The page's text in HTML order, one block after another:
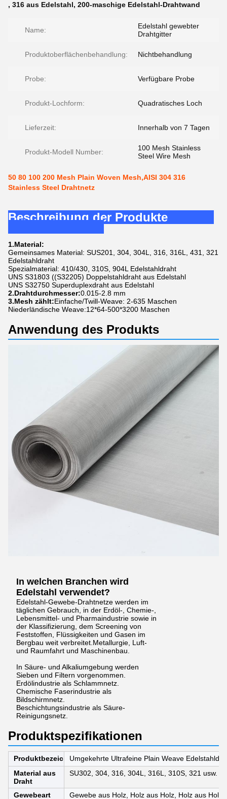
, 316 aus Edelstahl, 200-maschige Edelstahl-Drahtwand
Name:
Edelstahl gewebter
Drahtgitter
Produktoberflächenbehandlung: Nichtbehandlung
Probe: Verfügbare Probe
Produkt-Lochform: Quadratisches Loch
Lieferzeit: Innerhalb von 7 Tagen
Produkt-Modell Number:
100 Mesh Stainless
Steel Wire Mesh
50 80 100 200 Mesh Plain Woven Mesh,AISI 304 316
Stainless Steel Drahtnetz
Beschreibung der Produkte
1.Material:
Gemeinsames Material: SUS201, 304, 304L, 316, 316L, 431, 321
Edelstahldraht
Spezialmaterial: 410/430, 310S, 904L Edelstahldraht
UNS S31803 ((S32205) Doppelstahldraht aus Edelstahl
UNS S32750 Superduplexdraht aus Edelstahl
2.Drahtdurchmesser:0.015-2.8 mm
3.Mesh zählt:Einfache/Twill-Weave: 2-635 Maschen
Niederländische Weave:12*64-500*3200 Maschen
Anwendung des Produkts
In welchen Branchen wird
Edelstahl verwendet?
Edelstahl-Gewebe-Drahtnetze werden im
täglichen Gebrauch, in der Erdöl-, Chemie-,
Lebensmittel- und Pharmaindustrie sowie in
der Klassifizierung, dem Screening von
Feststoffen, Flüssigkeiten und Gasen im
Bergbau weit verbreitet.Metallurgie, Luft-
und Raumfahrt und Maschinenbau.
In Säure- und Alkaliumgebung werden
Sieben und Filtern vorgenommen.
Erdölindustrie als Schlammnetz.
Chemische Faserindustrie als
Bildschirmnetz.
Beschichtungsindustrie als Säure-
Reinigungsnetz.
Produktspezifikationen
ProduktbezeichnungUmgekehrte Ultrafeine Plain Weave
Material aus
Draht
SU302, 304, 316, 304L, 316L, 310S, 321 usw.
Gewebeart Gewebe aus Holz, Holz aus Holz, Holz aus Holz,